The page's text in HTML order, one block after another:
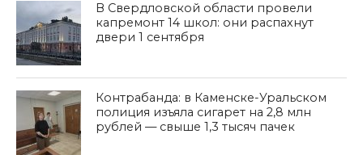
В Свердловской области провели
капремонт 14 школ: они распахнут
двери 1 сентября
Контрабанда: в Каменске-Уральском
полиция изъяла сигарет на 2,8 млн
рублей — свыше 1,3 тысяч пачек